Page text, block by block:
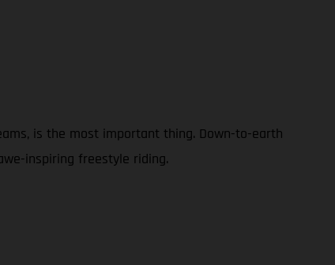
is the most important thing. Down-to-earth
inspiring freestyle riding.